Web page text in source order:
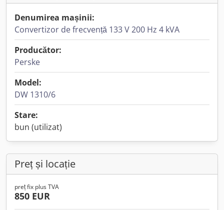
Denumirea mașinii:
Convertizor de frecvență 133 V 200 Hz 4 kVA
Producător:
Perske
Model:
DW 1310/6
Stare:
bun (utilizat)
Preț și locație
preț fix plus TVA
850 EUR